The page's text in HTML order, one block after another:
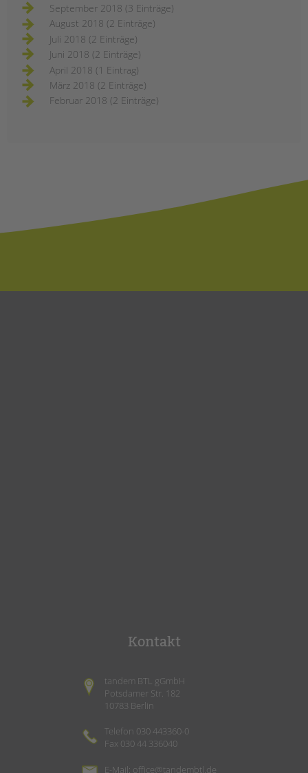
September 2018 (3 Einträge)
August 2018 (2 Einträge)
Juli 2018 (2 Einträge)
Juni 2018 (2 Einträge)
April 2018 (1 Eintrag)
März 2018 (2 Einträge)
Februar 2018 (2 Einträge)
Kontakt
tandem BTL gGmbH
Potsdamer Str. 182
10783 Berlin
Telefon 030 443360-0
Fax 030 44 336040
E-Mail: office@tandembtl.de